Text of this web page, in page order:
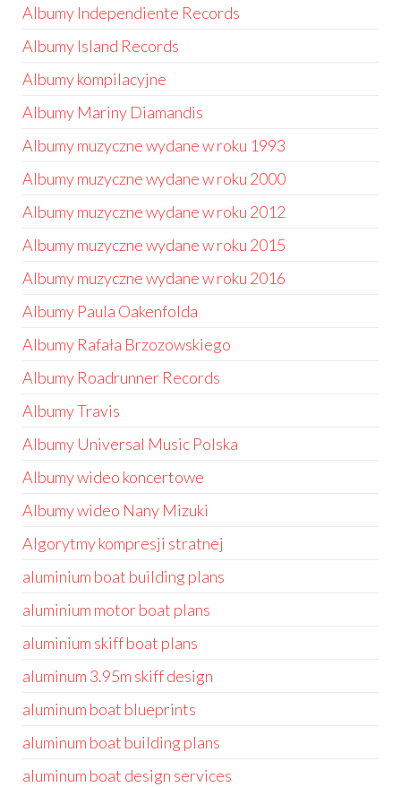
Albumy Independiente Records
Albumy Island Records
Albumy kompilacyjne
Albumy Mariny Diamandis
Albumy muzyczne wydane w roku 1993
Albumy muzyczne wydane w roku 2000
Albumy muzyczne wydane w roku 2012
Albumy muzyczne wydane w roku 2015
Albumy muzyczne wydane w roku 2016
Albumy Paula Oakenfolda
Albumy Rafała Brzozowskiego
Albumy Roadrunner Records
Albumy Travis
Albumy Universal Music Polska
Albumy wideo koncertowe
Albumy wideo Nany Mizuki
Algorytmy kompresji stratnej
aluminium boat building plans
aluminium motor boat plans
aluminium skiff boat plans
aluminum 3.95m skiff design
aluminum boat blueprints
aluminum boat building plans
aluminum boat design services